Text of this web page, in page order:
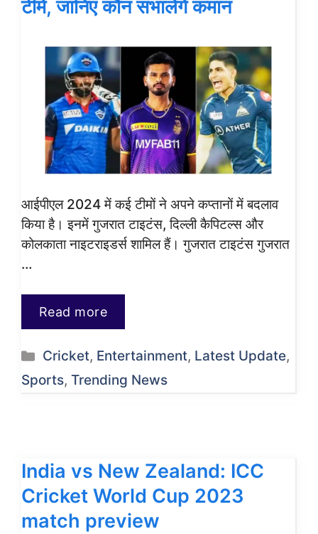
टीमें, जानिए कौन संभालेंगे कमान
आईपीएल 2024 में कई टीमों ने अपने कप्तानों में बदलाव
किया है। इनमें गुजरात टाइटंस, दिल्ली कैपिटल्स और
कोलकाता नाइटराइडर्स शामिल हैं। गुजरात टाइटंस गुजरात
…
Read more
Categories
Cricket, Entertainment, Latest Update,
Sports, Trending News
India vs New Zealand: ICC
Cricket World Cup 2023
match preview